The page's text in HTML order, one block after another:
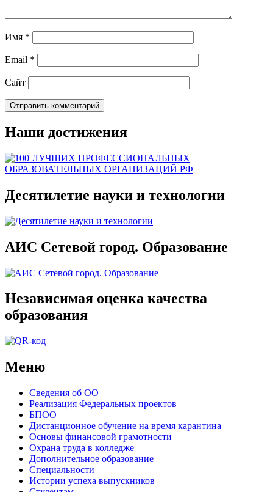
Имя *
Email *
Сайт
Наши достижения
Десятилетие науки и технологии
АИС Сетевой город. Образование
Независимая оценка качества
образования
Меню
Сведения об ОО
Реализация Федеральных проектов
БПОО
Дистанционное обучение на время карантина
Основы финансовой грамотности
Охрана труда в колледже
Дополнительное образование
Специальности
Истории успеха выпускников